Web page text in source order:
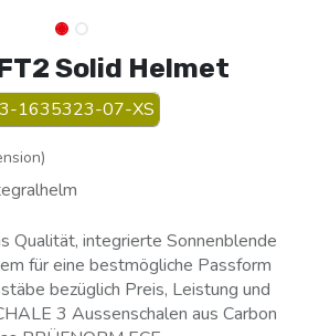
Solid Helmet
1635323-07-XS
Qualität, integrierte Sonnenblende
für eine bestmögliche Passform
bezüglich Preis, Leistung und
3 Aussenschalen aus Carbon